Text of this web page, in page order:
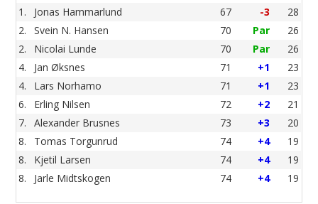
1.
Jonas Hammarlund 67 -3
28
2.
Svein N. Hansen 70 Par
26
2.
Nicolai Lunde 70 Par
26
4.
Jan Øksnes 71 +1
23
4.
Lars Norhamo 71 +1
23
6.
Erling Nilsen 72 +2
21
7.
Alexander Brusnes 73 +3
20
8.
Tomas Torgunrud 74 +4
19
8.
Kjetil Larsen 74 +4
19
8.
Jarle Midtskogen 74 +4 19